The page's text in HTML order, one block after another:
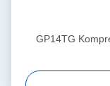
GP14TG